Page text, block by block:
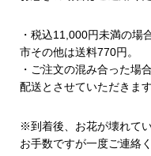
・税込11,000円未満の場
市その他は送料770円。
・ご注文の混み合った場
配送とさせていただきます
※到着後、お花が壊れて
お手数ですが一度ご連絡く